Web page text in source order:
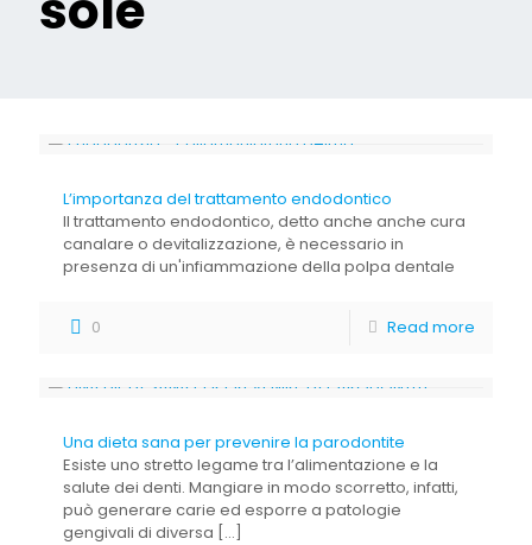
L’importanza del trattamento endodontico
Il trattamento endodontico, detto anche anche cura
canalare o devitalizzazione, è necessario in
presenza di un'infiammazione della polpa dentale
0 Read more
Una dieta sana per prevenire la parodontite
Esiste uno stretto legame tra l’alimentazione e la
salute dei denti. Mangiare in modo scorretto, infatti,
può generare carie ed esporre a patologie
gengivali di diversa […]